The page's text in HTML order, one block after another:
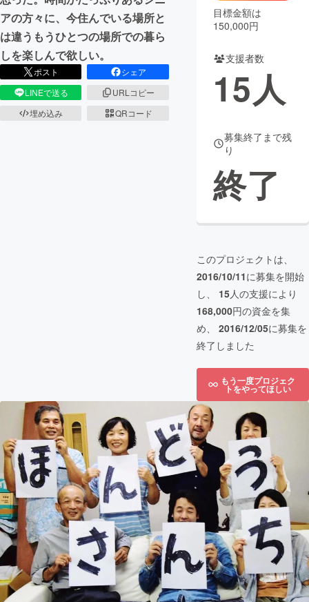
CAMPFIREふるさと納税
コミュニティ
アの方々に、今住んでいる場所と
は違うもうひとつの場所での暮ら
しを楽しんで欲しい。
ポスト
シェア
LINEで送る
URLコピー
埋め込み
QRコード
目標金額は
150,000円
支援者数
15人
募集終了まで残
り
終了
このプロジェクトは、
2016/10/11に募集を開始
し、 15人の支援により
168,000円の資金を集
め、 2016/12/05に募集を
終了しました
もう一度プロジェク
トをやってほしい